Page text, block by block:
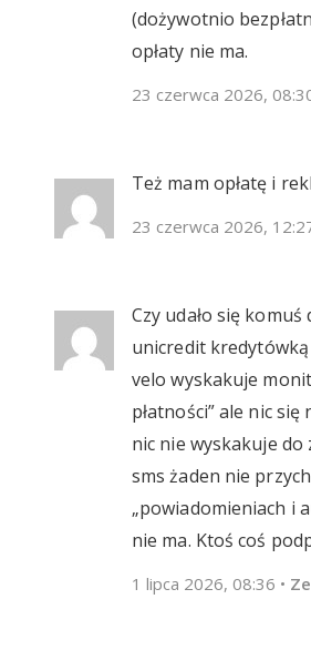
(dożywotnio
opłaty nie ma.
23 czerwca 2026,
Też mam opłatę i
23 czerwca 2026,
Czy udało się komuś
unicredit
velo wyskakuje
płatności” ale nic się
nic nie wyskakuje
sms żaden nie
„powiadomieniach i
nie ma. Ktoś coś
1 lipca 2026, 08:36 •